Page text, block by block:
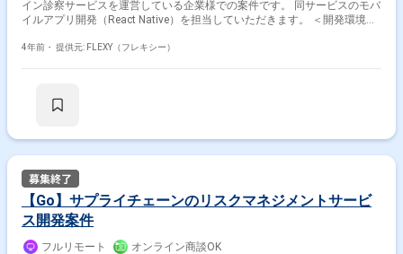
イン診察サービスを運営している企業様での案件です。 同サービスのモバ
イルアプリ開発（React Native）を担当していただきます。 ＜開発環境＞
ド: Next.js, TypeScript ・インフラ: Docker, AWS Fargate, Aurora,
Zoom, Miro, Jira ・ドキュメント管理: esa, Google Drive ・リポジトリ管
4年前・ 提供元: FLEXY（フレキシー）
【Go】サプライチェーンのリスクマネジメントサービ
ス開発案件
フルリモート オンライン商談OK